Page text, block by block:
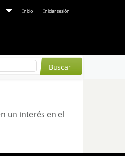
Inicio Iniciar sesión
un interés en el